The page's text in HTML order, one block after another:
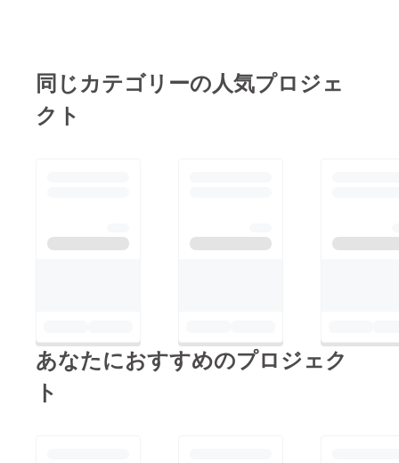
同じカテゴリーの人気プロジェ
クト
あなたにおすすめのプロジェク
ト